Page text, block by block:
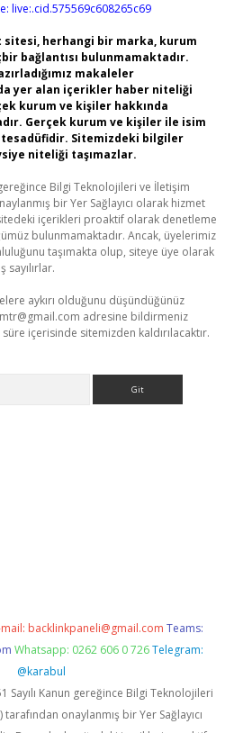
live:.cid.575569c608265c69
sitesi, herhangi bir marka, kurum
bağlantısı bulunmamaktadır.
makaleler
yer alan içerikler haber niteliği
kurum ve kişiler hakkında
Gerçek kurum ve kişiler ile isim
Sitemizdeki bilgiler
niteliği taşımazlar.
Bilgi Teknolojileri ve İletişim
bir Yer Sağlayıcı olarak hizmet
içerikleri proaktif olarak denetleme
bulunmamaktadır. Ancak, üyelerimiz
taşımakta olup, siteye üye olarak
aykırı olduğunu düşündüğünüz
adresine bildirmeniz
içerisinde sitemizden kaldırılacaktır.
mail: backlinkpaneli@gmail.com Teams:
Whatsapp: 0262 606 0 726 Telegram:
@karabul
Sayılı Kanun gereğince Bilgi Teknolojileri
onaylanmış bir Yer Sağlayıcı